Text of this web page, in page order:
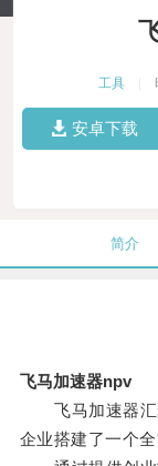
工具
安卓下载
简介
飞马加速器npv
飞马加速器汇
企业搭建了一个